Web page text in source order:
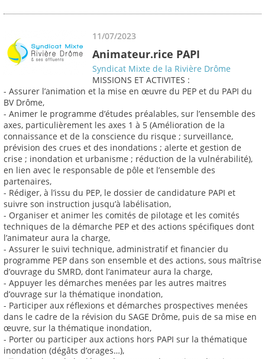
11/07/2023
Animateur.rice PAPI
Syndicat Mixte de la Rivière Drôme
MISSIONS ET ACTIVITES :
- Assurer l’animation et la mise en œuvre du PEP et du PAPI du
BV Drôme,
- Animer le programme d’études préalables, sur l’ensemble des
axes, particulièrement les axes 1 à 5 (Amélioration de la
connaissance et de la conscience du risque ; surveillance,
prévision des crues et des inondations ; alerte et gestion de
crise ; inondation et urbanisme ; réduction de la vulnérabilité),
en lien avec le responsable de pôle et l’ensemble des
partenaires,
- Rédiger, à l’issu du PEP, le dossier de candidature PAPI et
suivre son instruction jusqu’à labélisation,
- Organiser et animer les comités de pilotage et les comités
techniques de la démarche PEP et des actions spécifiques dont
l’animateur aura la charge,
- Assurer le suivi technique, administratif et financier du
programme PEP dans son ensemble et des actions, sous maîtrise
d’ouvrage du SMRD, dont l’animateur aura la charge,
- Appuyer les démarches menées par les autres maitres
d’ouvrage sur la thématique inondation,
- Participer aux réflexions et démarches prospectives menées
dans le cadre de la révision du SAGE Drôme, puis de sa mise en
œuvre, sur la thématique inondation,
- Porter ou participer aux actions hors PAPI sur la thématique
inondation (dégâts d’orages…),